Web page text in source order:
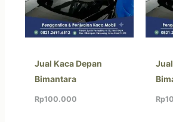
Jual Kaca Depan
Bimantara
Rp100.000 Rp